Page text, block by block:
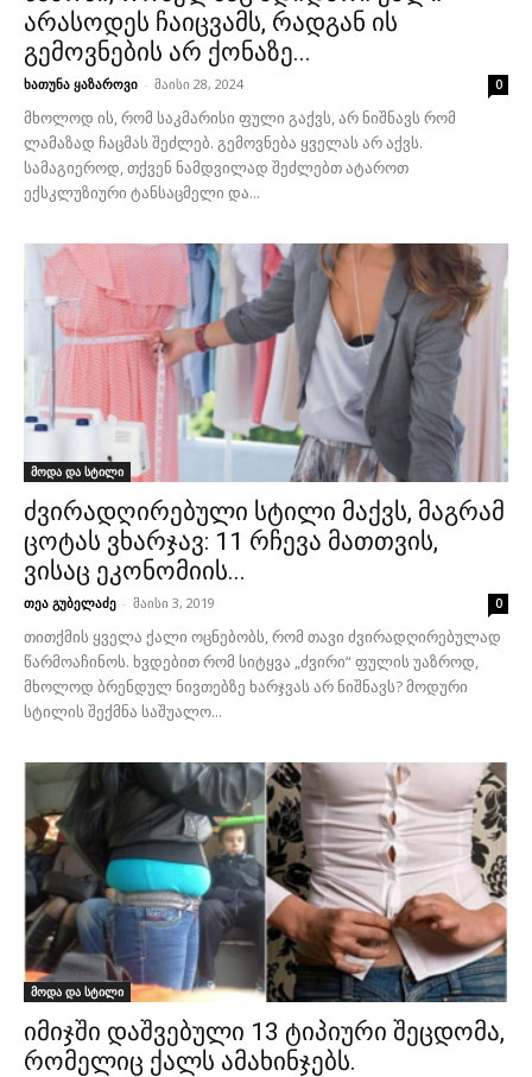
არასოდეს ჩაიცვამს, რადგან ის
გემოვნების არ ქონაზე...
ხათუნა ყაზაროვი - მაისი 28, 2024 0
მხოლოდ ის, რომ საკმარისი ფული გაქვს, არ ნიშნავს რომ
ლამაზად ჩაცმას შეძლებ. გემოვნება ყველას არ აქვს.
სამაგიეროდ, თქვენ ნამდვილად შეძლებთ ატაროთ
ექსკლუზიური ტანსაცმელი და...
მოდა და სტილი
ძვირადღირებული სტილი მაქვს, მაგრამ
ცოტას ვხარჯავ: 11 რჩევა მათთვის,
ვისაც ეკონომიის...
თეა გუბელაძე - მაისი 3, 2019 0
თითქმის ყველა ქალი ოცნებობს, რომ თავი ძვირადღირებულად
წარმოაჩინოს. ხვდებით რომ სიტყვა „ძვირი“ ფულის უაზროდ,
მხოლოდ ბრენდულ ნივთებზე ხარჯვას არ ნიშნავს? მოდური
სტილის შექმნა საშუალო...
მოდა და სტილი
იმიჯში დაშვებული 13 ტიპიური შეცდომა,
რომელიც ქალს ამახინჯებს.